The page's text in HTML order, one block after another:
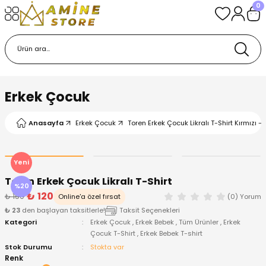
0
Erkek Çocuk
Anasayfa Erkek Çocuk Toren Erkek Çocuk Likralı T-Shirt Kırmızı -
Yeni
%20
Toren Erkek Çocuk Likralı T-Shirt
₺ 150 ₺ 120 Online'a özel fırsat
(0) Yorum
₺ 23 den başlayan taksitlerle!
Taksit Seçenekleri
Kategori
Erkek Çocuk , Erkek Bebek ,Tüm Ürünler , Erkek
Çocuk T-Shirt , Erkek Bebek T-shirt
Stok Durumu
Stokta var
Renk
Geri Dön
Geri Dön
Geri Dön
Geri Dön
Body
ve Patik
Çıkışı ve Zıbın Seti
Geri Dön
Ürünleri